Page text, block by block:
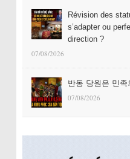
Révision des
s’adapter ou
direction ?
07/08/2026
반동 당원은 민족
07/08/2026